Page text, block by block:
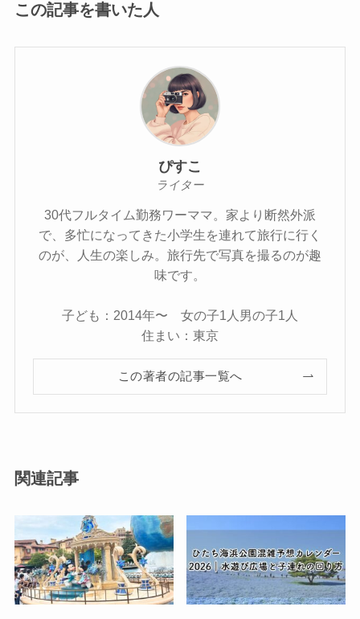
この記事を書いた人
ぴすこ
ライター
30代フルタイム勤務ワーママ。家より断然外派
で、多忙になってきた小学生を連れて旅行に行く
のが、人生の楽しみ。旅行先で写真を撮るのが趣
味です。
子ども：2014年〜 女の子1人男の子1人
住まい：東京
この著者の記事一覧へ
関連記事